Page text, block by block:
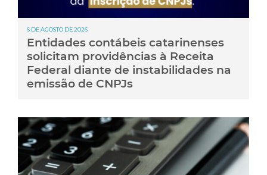
6 DE AGOSTO DE 2026
Entidades contábeis catarinenses
solicitam providências à Receita
Federal diante de instabilidades na
emissão de CNPJs